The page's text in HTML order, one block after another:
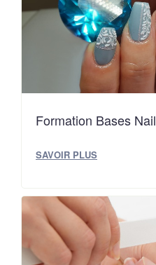
Formation Bases
SAVOIR PLUS